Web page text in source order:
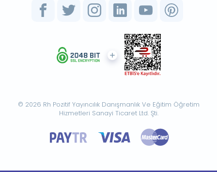
© 2026 Rh Pozitif Yayıncılık Danışmanlık Ve Eğitim Öğretim
Hizmetleri Sanayi Ticaret Ltd. Şti.